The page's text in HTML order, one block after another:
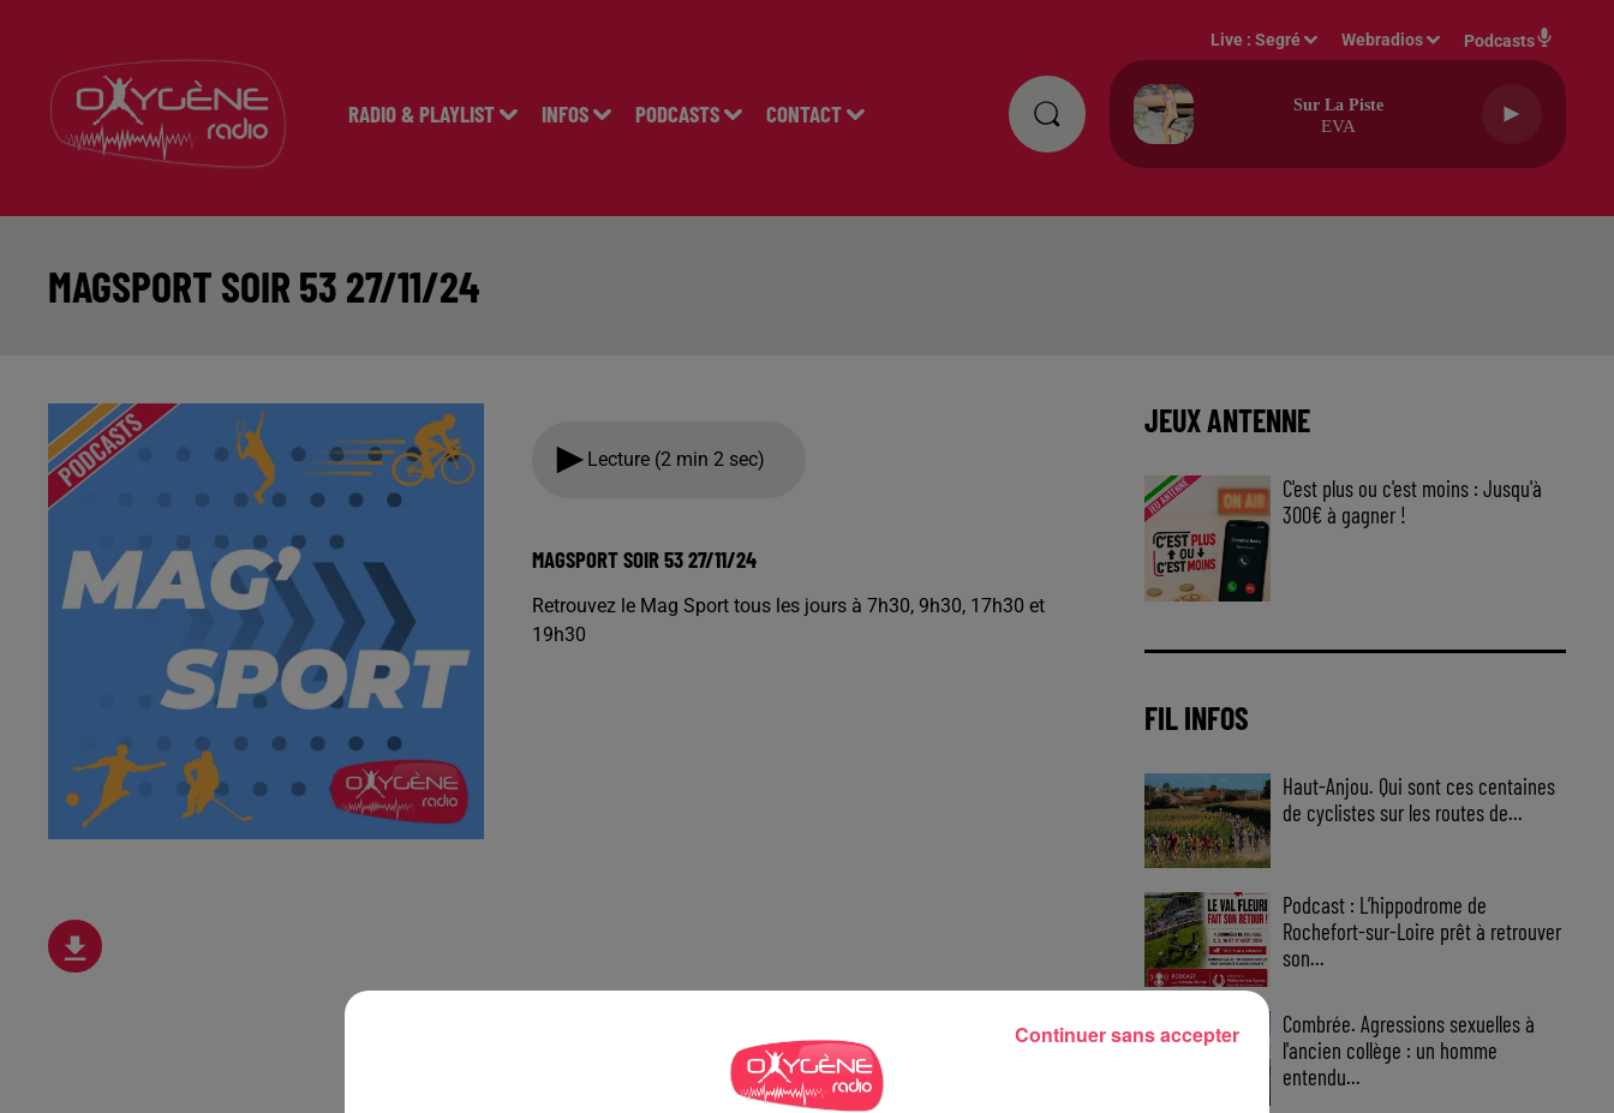
RADIO & PLAYLIST INFOS PODCASTS CONTACT
Live :Segré Webradios Podcasts
Sur La Piste
EVA
MAGSPORT SOIR 53 27/11/24
Lecture (2 min 2 sec)
MAGSPORT SOIR 53 27/11/24
Retrouvez le Mag Sport tous les jours à 7h30, 9h30, 17h30 et
19h30
JEUX ANTENNE
C'est plus ou c'est moins : Jusqu'à
300€ à gagner !
FIL INFOS
Haut-Anjou. Qui sont ces centaines
de cyclistes sur les routes de...
Podcast : L’hippodrome de
Rochefort-sur-Loire prêt à retrouver
son...
Combrée. Agressions sexuelles à
l'ancien collège : un homme
entendu...
Continuer sans accepter